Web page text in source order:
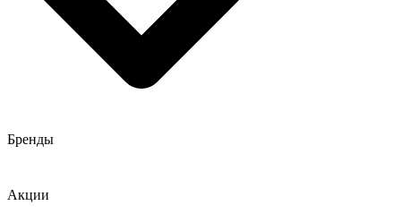
Бренды
Акции